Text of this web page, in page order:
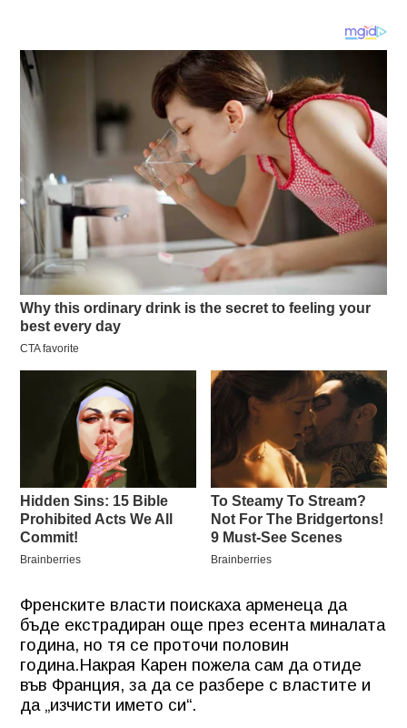
Френските власти поискаха арменеца да
бъде екстрадиран още през есента миналата
година, но тя се проточи половин
година.Накрая Карен пожела сам да отиде
във Франция, за да се разбере с властите и
да „изчисти името си“.